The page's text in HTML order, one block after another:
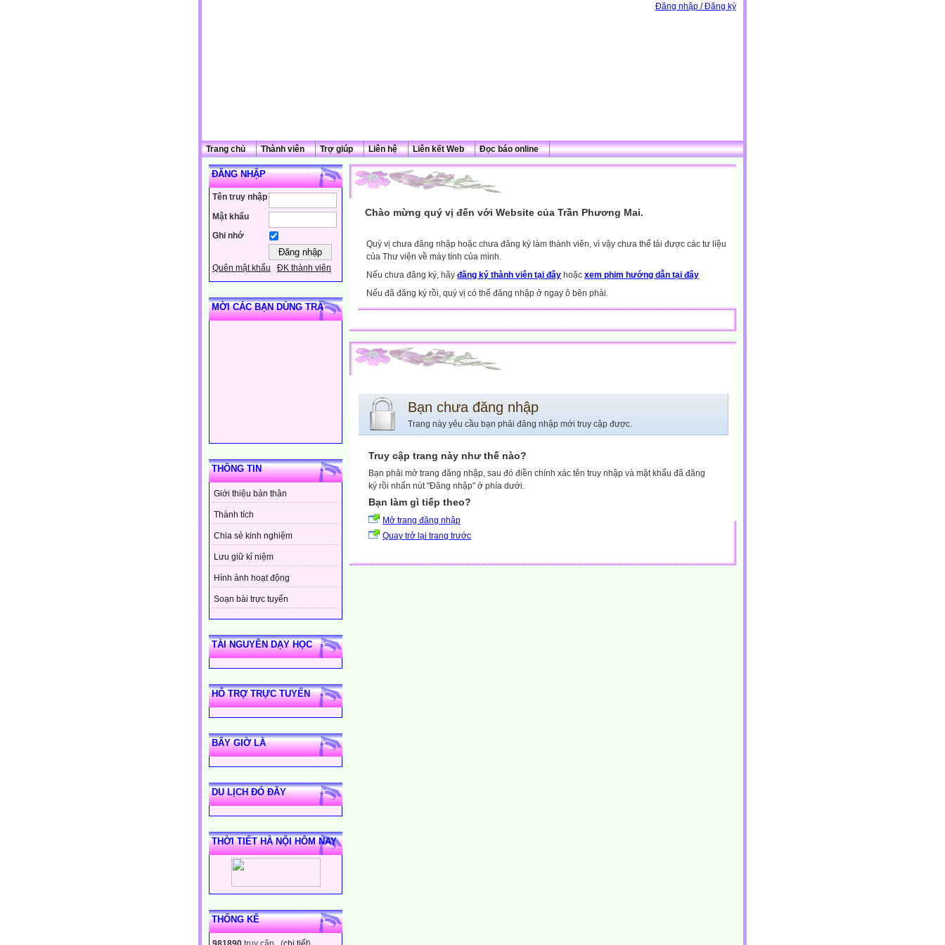
Đăng nhập / Đăng ký
Trang chủ Thành viên Trợ giúp Liên hệ Liên kết Web Đọc báo online
ĐĂNG NHẬP
Tên truy nhập
Mật khẩu
Ghi nhớ
Quên mật khẩu ĐK thành viên
MỜI CÁC BẠN DÙNG TRÀ
THÔNG TIN
Giới thiệu bản thân
Thành tích
Chia sẻ kinh nghiệm
Lưu giữ kỉ niệm
Hình ảnh hoạt động
Soạn bài trực tuyến
TÀI NGUYÊN DẠY HỌC
HỖ TRỢ TRỰC TUYẾN
BÂY GIỜ LÀ
DU LỊCH ĐÓ ĐÂY
THỜI TIẾT HÀ NỘI HÔM NAY
THỐNG KÊ
Chào mừng quý vị đến với Website của Trần Phương Mai.
Quý vị chưa đăng nhập hoặc chưa đăng ký làm thành viên, vì vậy chưa thể tải được các tư liệu
của Thư viện về máy tính của mình.
Nếu chưa đăng ký, hãy đăng ký thành viên tại đây hoặc xem phim hướng dẫn tại đây
Nếu đã đăng ký rồi, quý vị có thể đăng nhập ở ngay ô bên phải.
Bạn chưa đăng nhập
Trang này yêu cầu bạn phải đăng nhập mới truy cập được.
Truy cập trang này như thế nào?
Bạn phải mở trang đăng nhập, sau đó điền chính xác tên truy nhập và mật khẩu đã đăng
ký rồi nhấn nút "Đăng nhập" ở phía dưới.
Bạn làm gì tiếp theo?
Mở trang đăng nhập
Quay trở lại trang trước